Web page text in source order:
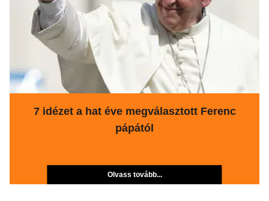
7 idézet a hat éve megválasztott Ferenc
pápától
Olvass tovább...